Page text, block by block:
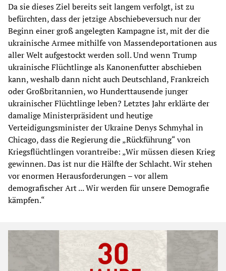
Da sie dieses Ziel bereits seit langem verfolgt, ist zu
befürchten, dass der jetzige Abschiebeversuch nur der
Beginn einer groß angelegten Kampagne ist, mit der die
ukrainische Armee mithilfe von Massendeportationen aus
aller Welt aufgestockt werden soll. Und wenn Trump
ukrainische Flüchtlinge als Kanonenfutter abschieben
kann, weshalb dann nicht auch Deutschland, Frankreich
oder Großbritannien, wo Hunderttausende junger
ukrainischer Flüchtlinge leben? Letztes Jahr erklärte der
damalige Ministerpräsident und heutige
Verteidigungsminister der Ukraine Denys Schmyhal in
Chicago, dass die Regierung die „Rückführung“ von
Kriegsflüchtlingen vorantreibe: „Wir müssen diesen Krieg
gewinnen. Das ist nur die Hälfte der Schlacht. Wir stehen
vor enormen Herausforderungen – vor allem
demografischer Art ... Wir werden für unsere Demografie
kämpfen.“